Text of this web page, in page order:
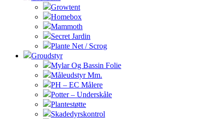
Growtent
Homebox
Mammoth
Secret Jardin
Plante Net / Scrog
Groudstyr
Mylar Og Bassin Folie
Måleudstyr Mm.
PH – EC Målere
Potter – Underskåle
Plantestøtte
Skadedyrskontrol